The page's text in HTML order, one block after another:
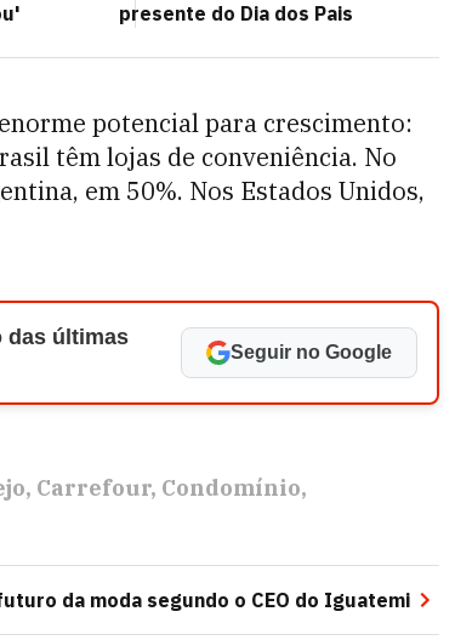
presente do Dia dos Pais
potencial para crescimento:
têm lojas de conveniência. No
em 50%. Nos Estados Unidos,
das últimas
Seguir no Google
Carrefour Condomínio
da moda segundo o CEO do Iguatemi